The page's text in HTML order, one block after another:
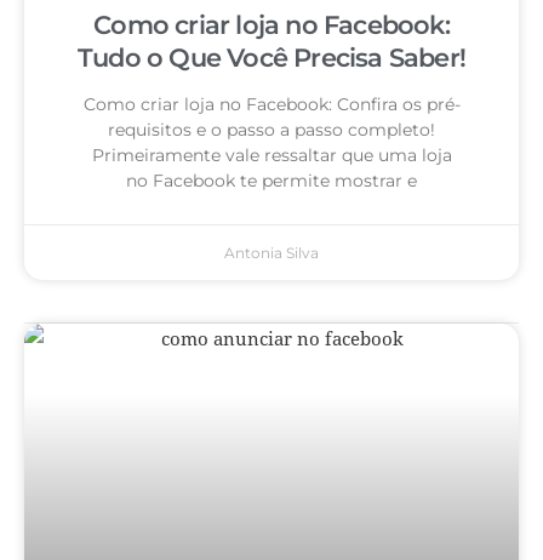
Como criar loja no Facebook:
Tudo o Que Você Precisa Saber!
Como criar loja no Facebook: Confira os pré-
requisitos e o passo a passo completo!
Primeiramente vale ressaltar que uma loja
no Facebook te permite mostrar e
Antonia Silva